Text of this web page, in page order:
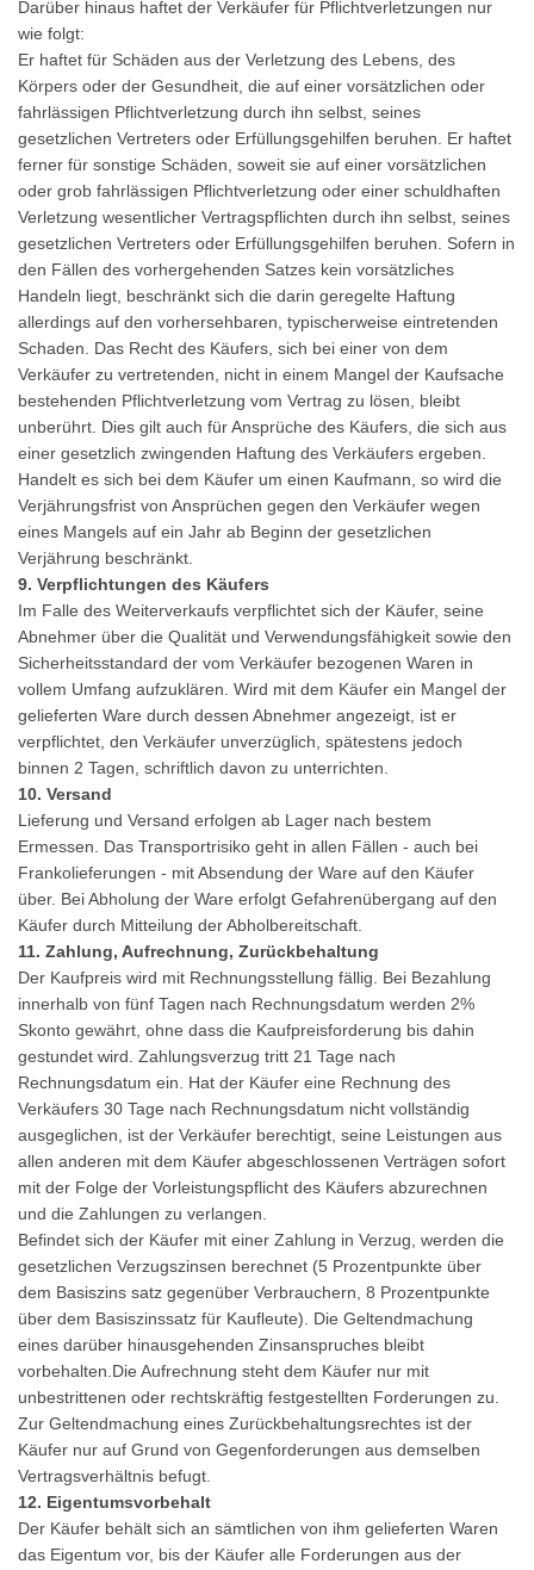
Darüber hinaus haftet der Verkäufer für Pflichtverletzungen nur
wie folgt:
Er haftet für Schäden aus der Verletzung des Lebens, des
Körpers oder der Gesundheit, die auf einer vorsätzlichen oder
fahrlässigen Pflichtverletzung durch ihn selbst, seines
gesetzlichen Vertreters oder Erfüllungsgehilfen beruhen. Er haftet
ferner für sonstige Schäden, soweit sie auf einer vorsätzlichen
oder grob fahrlässigen Pflichtverletzung oder einer schuldhaften
Verletzung wesentlicher Vertragspflichten durch ihn selbst, seines
gesetzlichen Vertreters oder Erfüllungsgehilfen beruhen. Sofern in
den Fällen des vorhergehenden Satzes kein vorsätzliches
Handeln liegt, beschränkt sich die darin geregelte Haftung
allerdings auf den vorhersehbaren, typischerweise eintretenden
Schaden. Das Recht des Käufers, sich bei einer von dem
Verkäufer zu vertretenden, nicht in einem Mangel der Kaufsache
bestehenden Pflichtverletzung vom Vertrag zu lösen, bleibt
unberührt. Dies gilt auch für Ansprüche des Käufers, die sich aus
einer gesetzlich zwingenden Haftung des Verkäufers ergeben.
Handelt es sich bei dem Käufer um einen Kaufmann, so wird die
Verjährungsfrist von Ansprüchen gegen den Verkäufer wegen
eines Mangels auf ein Jahr ab Beginn der gesetzlichen
Verjährung beschränkt.
9. Verpflichtungen des Käufers
Im Falle des Weiterverkaufs verpflichtet sich der Käufer, seine
Abnehmer über die Qualität und Verwendungsfähigkeit sowie den
Sicherheitsstandard der vom Verkäufer bezogenen Waren in
vollem Umfang aufzuklären. Wird mit dem Käufer ein Mangel der
gelieferten Ware durch dessen Abnehmer angezeigt, ist er
verpflichtet, den Verkäufer unverzüglich, spätestens jedoch
binnen 2 Tagen, schriftlich davon zu unterrichten.
10. Versand
Lieferung und Versand erfolgen ab Lager nach bestem
Ermessen. Das Transportrisiko geht in allen Fällen - auch bei
Frankolieferungen - mit Absendung der Ware auf den Käufer
über. Bei Abholung der Ware erfolgt Gefahrenübergang auf den
Käufer durch Mitteilung der Abholbereitschaft.
11. Zahlung, Aufrechnung, Zurückbehaltung
Der Kaufpreis wird mit Rechnungsstellung fällig. Bei Bezahlung
innerhalb von fünf Tagen nach Rechnungsdatum werden 2%
Skonto gewährt, ohne dass die Kaufpreisforderung bis dahin
gestundet wird. Zahlungsverzug tritt 21 Tage nach
Rechnungsdatum ein. Hat der Käufer eine Rechnung des
Verkäufers 30 Tage nach Rechnungsdatum nicht vollständig
ausgeglichen, ist der Verkäufer berechtigt, seine Leistungen aus
allen anderen mit dem Käufer abgeschlossenen Verträgen sofort
mit der Folge der Vorleistungspflicht des Käufers abzurechnen
und die Zahlungen zu verlangen.
Befindet sich der Käufer mit einer Zahlung in Verzug, werden die
gesetzlichen Verzugszinsen berechnet (5 Prozentpunkte über
dem Basiszins satz gegenüber Verbrauchern, 8 Prozentpunkte
über dem Basiszinssatz für Kaufleute). Die Geltendmachung
eines darüber hinausgehenden Zinsanspruches bleibt
vorbehalten.Die Aufrechnung steht dem Käufer nur mit
unbestrittenen oder rechtskräftig festgestellten Forderungen zu.
Zur Geltendmachung eines Zurückbehaltungsrechtes ist der
Käufer nur auf Grund von Gegenforderungen aus demselben
Vertragsverhältnis befugt.
12. Eigentumsvorbehalt
Der Käufer behält sich an sämtlichen von ihm gelieferten Waren
das Eigentum vor, bis der Käufer alle Forderungen aus der